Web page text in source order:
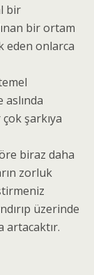
bir
bir ortam
eden onlarca
aslında
şarkıya
biraz daha
zorluk
üzerinde
artacaktır.